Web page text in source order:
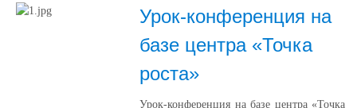
Урок‑конференция на
базе центра «Точка
роста»
Урок‑конференция на базе центра «Точка